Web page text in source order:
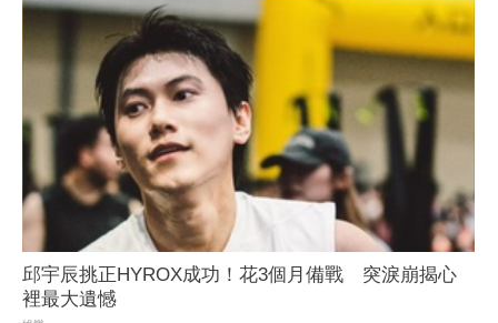
邱宇辰挑正HYROX成功！花3個月備戰 突淚崩揭心
裡最大遺憾